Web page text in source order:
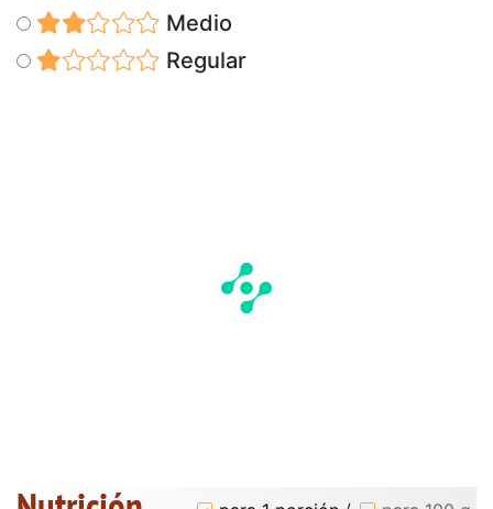
Medio
Regular